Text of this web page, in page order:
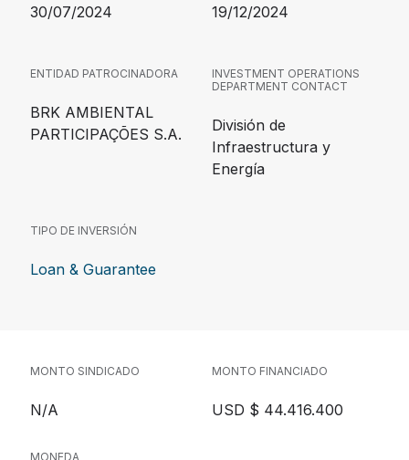
30/07/2024 19/12/2024
ENTIDAD PATROCINADORA
BRK AMBIENTAL
PARTICIPAÇÕES S.A.
INVESTMENT OPERATIONS
DEPARTMENT CONTACT
División de
Infraestructura y
Energía
TIPO DE INVERSIÓN
Loan & Guarantee
MONTO SINDICADO
N/A
MONTO FINANCIADO
USD $ 44.416.400
MONEDA